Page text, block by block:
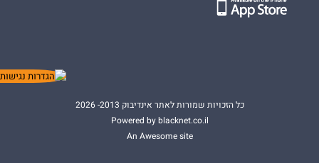
כל הזכויות שמורות לאתר אינדיבוק 2013- 2026
Powered by blacknet.co.il
An Awesome site